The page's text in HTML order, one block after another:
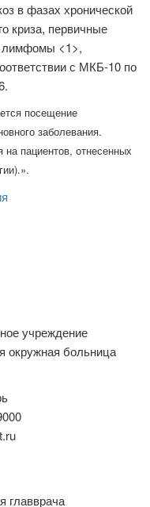
в фазах хронической
криза, первичные
лимфомы <1>,
с МКБ-10 по
посещение
заболевания.
пациентов, отнесенных
учреждение
окружная больница
главврача